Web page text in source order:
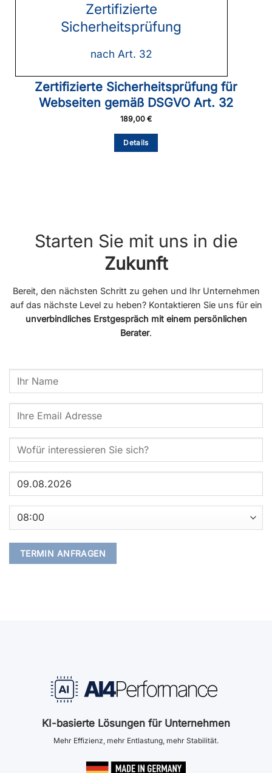
Produktseite
Zertifizierte
Sicherheitsprüfung
nach Art. 32
Zertifizierte Sicherheitsprüfung für
Webseiten gemäß DSGVO Art. 32
189,00 €
Details
Starten Sie mit uns in die
Zukunft
Bereit, den nächsten Schritt zu gehen und Ihr Unternehmen
auf das nächste Level zu heben? Kontaktieren Sie uns für ein
unverbindliches Erstgespräch mit einem persönlichen
Berater.
KI-basierte Lösungen für Unternehmen
Mehr Effizienz, mehr Entlastung, mehr Stabilität.